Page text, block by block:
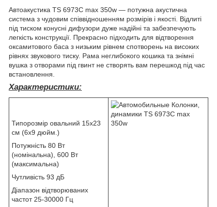
Автоакустика TS 6973С max 350w — потужна акустична
система з чудовим співвідношенням розмірів і якості. Відлиті
під тиском конусні дифузори дуже надійні та забезпечують
легкість конструкції. Прекрасно підходить для відтворення
оксамитового баса з низьким рівнем спотворень на високих
рівнях звукового тиску. Рама неглибокого кошика та знімні
вушка з отворами під гвинт не створять вам перешкод під час
встановлення.
Характеристики:
Типорозмір овальний 15x23
см (6x9 дюйм.)
Потужність 80 Вт
(номінальна), 600 Вт
(максимальна)
Чутливість 93 дБ
Діапазон відтворюваних
частот 25-30000 Гц